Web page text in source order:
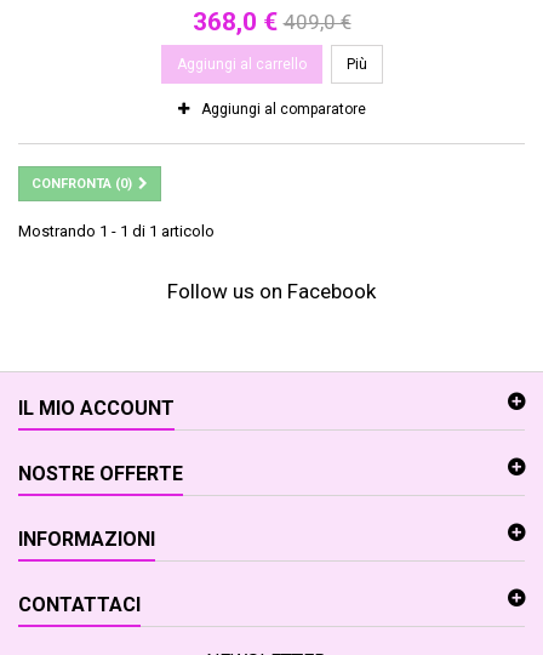
368,0 € 409,0 €
Aggiungi al carrello Più
Aggiungi al comparatore
CONFRONTA (0)
Mostrando 1 - 1 di 1 articolo
Follow us on Facebook
IL MIO ACCOUNT
NOSTRE OFFERTE
INFORMAZIONI
CONTATTACI